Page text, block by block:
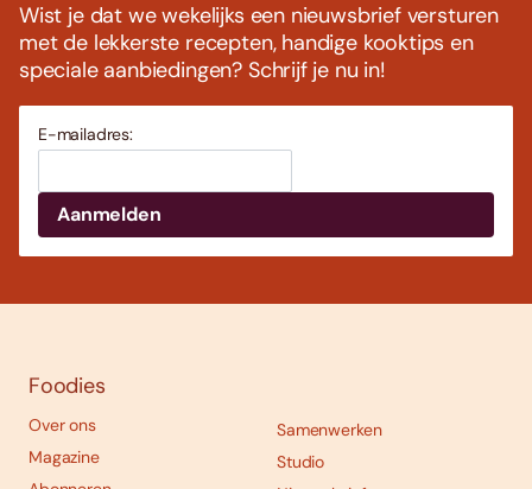
Wist je dat we wekelijks een nieuwsbrief versturen
met de lekkerste recepten, handige kooktips en
speciale aanbiedingen? Schrijf je nu in!
E-mailadres:
Foodies
Over ons
Magazine
Samenwerken
Studio